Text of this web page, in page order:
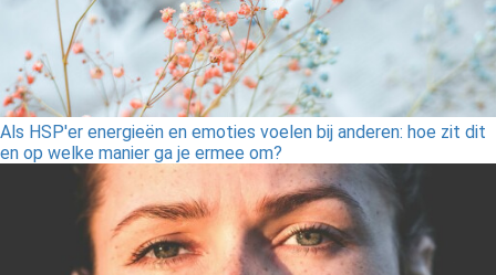
Als HSP'er energieën en emoties voelen bij anderen: hoe zit dit
en op welke manier ga je ermee om?